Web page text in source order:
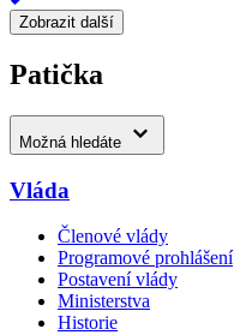
Zobrazit další
Patička
Možná hledáte
Vláda
Členové vlády
Programové prohlášení
Postavení vlády
Ministerstva
Historie